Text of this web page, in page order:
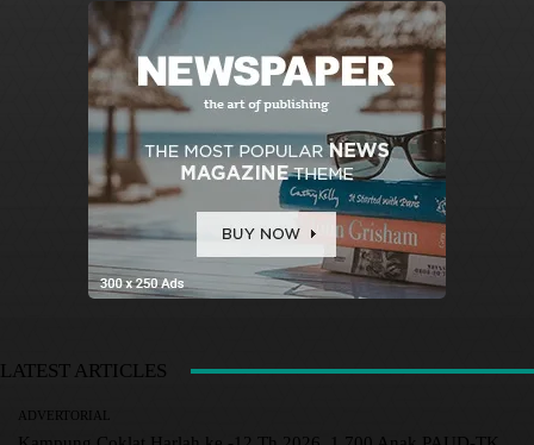
LATEST ARTICLES
ADVERTORIAL